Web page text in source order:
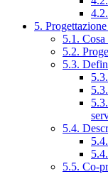
5.
5.1.
5.2.
5.3.
5.4.
5.5. Co-